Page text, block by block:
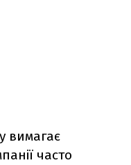
вимагає
часто